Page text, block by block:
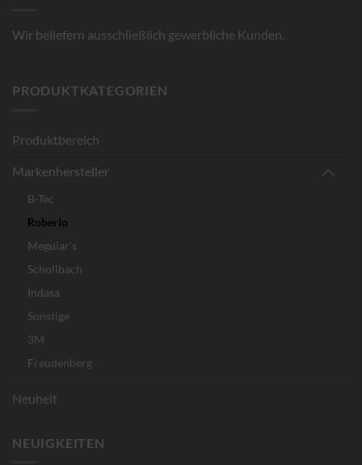
Wir beliefern ausschließlich gewerbliche Kunden.
PRODUKTKATEGORIEN
Produktbereich
Markenhersteller
B-Tec
Roberlo
Meguiar's
Schollbach
Indasa
Sonstige
3M
Freudenberg
Neuheit
NEUIGKEITEN